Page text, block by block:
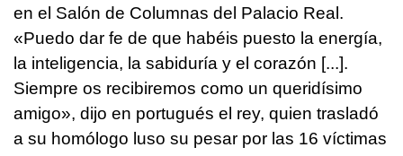
en el Salón de Columnas del Palacio Real.
«Puedo dar fe de que habéis puesto la energía,
la inteligencia, la sabiduría y el corazón [...].
Siempre os recibiremos como un queridísimo
amigo», dijo en portugués el rey, quien trasladó
a su homólogo luso su pesar por las 16 víctimas